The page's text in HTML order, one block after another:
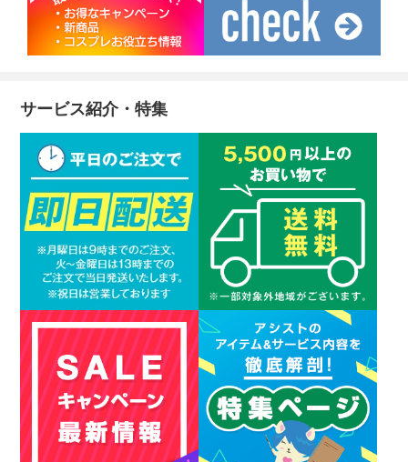
サービス紹介・特集